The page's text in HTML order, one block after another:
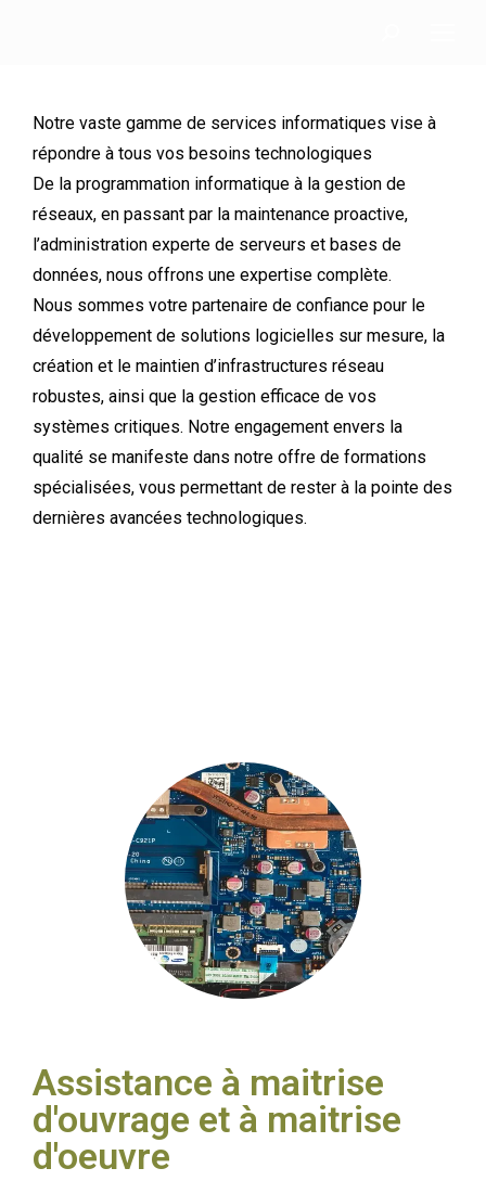
Notre vaste gamme de services informatiques vise à
répondre à tous vos besoins technologiques
De la programmation informatique à la gestion de
réseaux, en passant par la maintenance proactive,
l’administration experte de serveurs et bases de
données, nous offrons une expertise complète.
Nous sommes votre partenaire de confiance pour le
développement de solutions logicielles sur mesure, la
création et le maintien d’infrastructures réseau
robustes, ainsi que la gestion efficace de vos
systèmes critiques. Notre engagement envers la
qualité se manifeste dans notre offre de formations
spécialisées, vous permettant de rester à la pointe des
dernières avancées technologiques.
Assistance à maitrise
d'ouvrage et à maitrise
d'oeuvre